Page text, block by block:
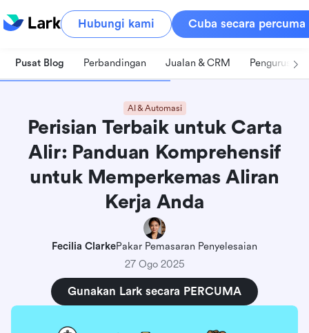
Hubungi kami Cuba secara percuma
Pusat Blog Perbandingan Jualan & CRM Pengurusan
AI & Automasi
Perisian Terbaik untuk Carta
Alir: Panduan Komprehensif
untuk Memperkemas Aliran
Kerja Anda
Fecilia ClarkePakar Pemasaran Penyelesaian
27 Ogo 2025
Gunakan Lark secara PERCUMA